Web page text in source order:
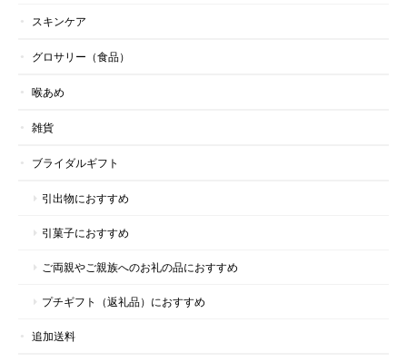
ず、飛脚便で送ってくださいました。 おかげさまでコンサートに
ップがお休みなのを後で知ったのですが、お忙しいところ対応し
ましたら利用させていただきたいと思います。
心より有難く存じます。 これからも、皆様に喜んで
今後ともどうぞよろしくお願いいたします。 ハニー
スキンケア
グロサリー（食品）
喉あめ
雑貨
ブライダルギフト
引出物におすすめ
引菓子におすすめ
ご両親やご親族へのお礼の品におすすめ
プチギフト（返礼品）におすすめ
追加送料